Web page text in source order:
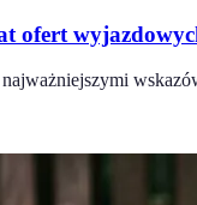
ofert